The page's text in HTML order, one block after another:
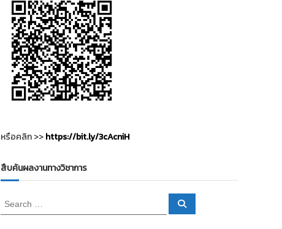
หรือคลิก >>https://bit.ly/3cAcniH
สืบค้นผลงานทางวิชาการ
S
e
S